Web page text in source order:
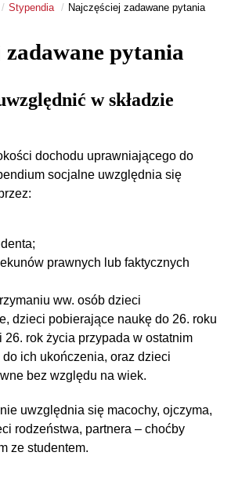
Ubezpieczenia Dom Studenta
Stypendia Najczęściej zadawane pytania
zadawane pytania
w składzie
dochodu uprawniającego do
socjalne uwzględnia się
prawnych lub faktycznych
ww. osób dzieci
dzieci pobierające naukę do 26. roku
26. rok życia przypada w ostatnim
do ich ukończenia, oraz dzieci
bez względu na wiek.
uwzględnia się macochy, ojczyma,
rodzeństwa, partnera – choćby
ze studentem.